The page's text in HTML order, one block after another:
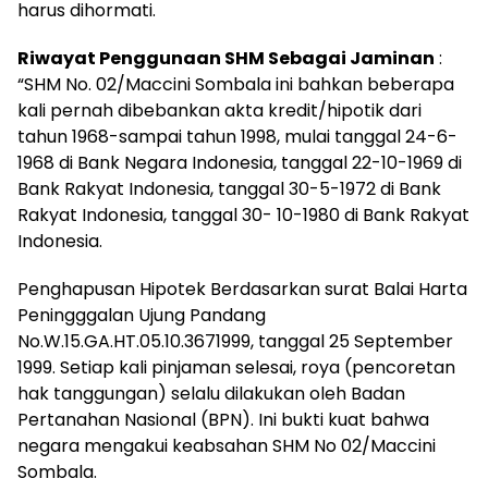
harus dihormati.
Riwayat Penggunaan SHM Sebagai Jaminan :
“SHM No. 02/Maccini Sombala ini bahkan beberapa
kali pernah dibebankan akta kredit/hipotik dari
tahun 1968-sampai tahun 1998, mulai tanggal 24-6-
1968 di Bank Negara Indonesia, tanggal 22-10-1969 di
Bank Rakyat Indonesia, tanggal 30-5-1972 di Bank
Rakyat Indonesia, tanggal 30- 10-1980 di Bank Rakyat
Indonesia.
Penghapusan Hipotek Berdasarkan surat Balai Harta
Peningggalan Ujung Pandang
No.W.15.GA.HT.05.10.3671999, tanggal 25 September
1999. Setiap kali pinjaman selesai, roya (pencoretan
hak tanggungan) selalu dilakukan oleh Badan
Pertanahan Nasional (BPN). Ini bukti kuat bahwa
negara mengakui keabsahan SHM No 02/Maccini
Sombala.